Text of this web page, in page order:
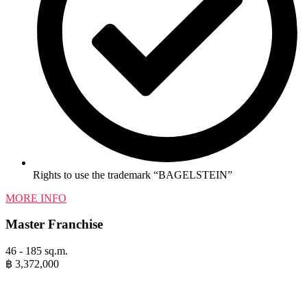
Rights to use the trademark “BAGELSTEIN”
MORE INFO
Master Franchise
46 - 185 sq.m.
฿ 3,372,000